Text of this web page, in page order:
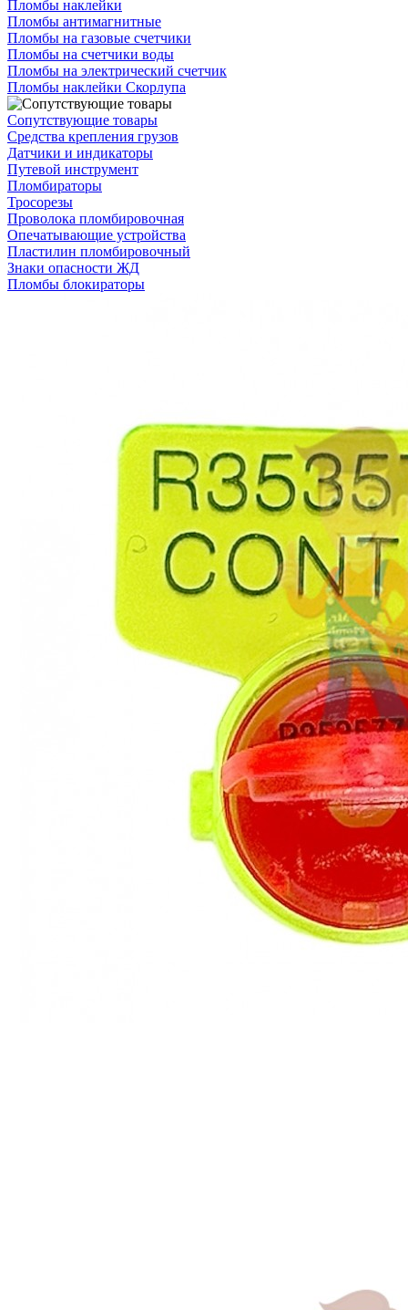
Пломбы наклейки
Пломбы антимагнитные
Пломбы на газовые счетчики
Пломбы на счетчики воды
Пломбы на электрический счетчик
Пломбы наклейки Скорлупа
Сопутствующие товары
Средства крепления грузов
Датчики и индикаторы
Путевой инструмент
Пломбираторы
Тросорезы
Проволока пломбировочная
Опечатывающие устройства
Пластилин пломбировочный
Знаки опасности ЖД
Пломбы блокираторы